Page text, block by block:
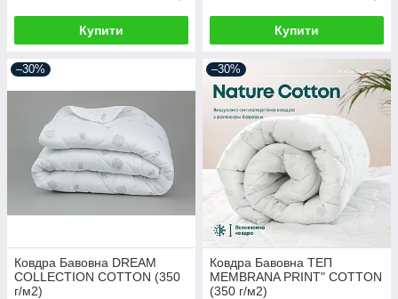
Купити Купити
–30%
Ковдра Бавовна DREAM
COLLECTION COTTON (350
г/м2)
–30%
Ковдра Бавовна ТЕП
MEMBRANA PRINT" COTTON
(350 г/м2)